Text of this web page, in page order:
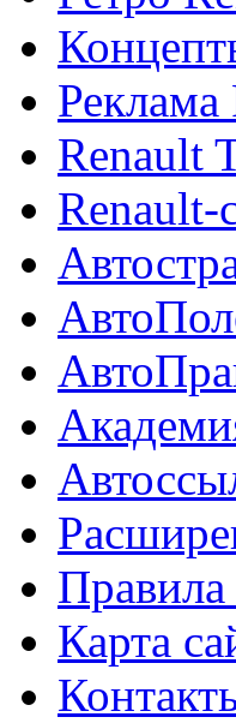
Реклама
Renault
Renault-
Правила
Карта